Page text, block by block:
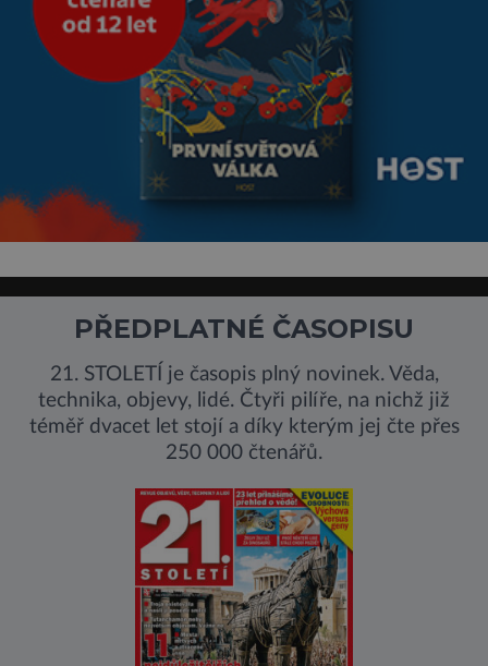
PŘEDPLATNÉ ČASOPISU
21. STOLETÍ je časopis plný novinek. Věda,
technika, objevy, lidé. Čtyři pilíře, na nichž již
téměř dvacet let stojí a díky kterým jej čte přes
250 000 čtenářů.